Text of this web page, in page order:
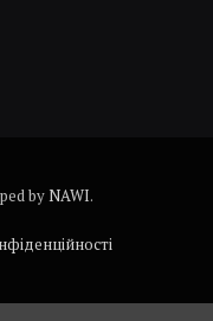
by NAWI.